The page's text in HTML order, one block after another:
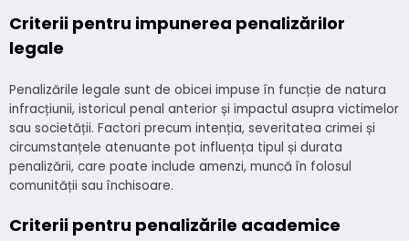
Criterii pentru impunerea penalizărilor
legale
Penalizările legale sunt de obicei impuse în funcție de natura
infracțiunii, istoricul penal anterior și impactul asupra victimelor
sau societății. Factori precum intenția, severitatea crimei și
circumstanțele atenuante pot influența tipul și durata
penalizării, care poate include amenzi, muncă în folosul
comunității sau închisoare.
Criterii pentru penalizările academice